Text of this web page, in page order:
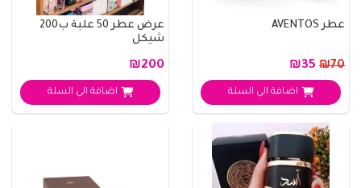
عطر AVENTOS
₪70
اضافة الي السلة
عرض عطر 50 علبة ب200
شيكل
₪200
اضافة الي السلة